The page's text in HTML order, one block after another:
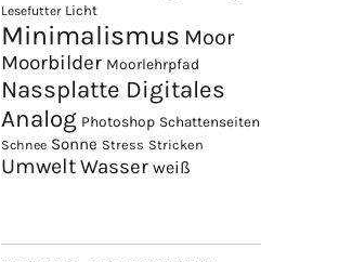
Lesefutter Licht
Minimalismus Moor
Moorbilder Moorlehrpfad
Nassplatte Digitales
Analog Photoshop Schattenseiten
Schnee Sonne Stress Stricken
UmweltWasser weiß